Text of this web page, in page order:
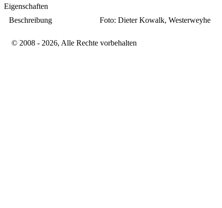
Eigenschaften
Beschreibung
Foto: Dieter Kowalk, Westerweyhe
© 2008 - 2026, Alle Rechte vorbehalten